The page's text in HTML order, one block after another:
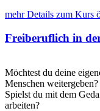
mehr Details zum Kurs
Freiberuflich in
Möchtest du deine
Menschen weitergeben?
Spielst du mit dem
arbeiten?